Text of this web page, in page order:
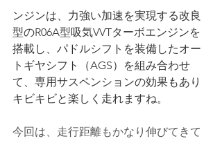
ンジンは、力強い加速を実現する改良
型のR06A型吸気VVTターボエンジンを
搭載し、パドルシフトを装備したオー
トギヤシフト（AGS）を組み合わせ
て、専用サスペンションの効果もあり
キビキビと楽しく走れますね。
今回は、走行距離もかなり伸びてきて